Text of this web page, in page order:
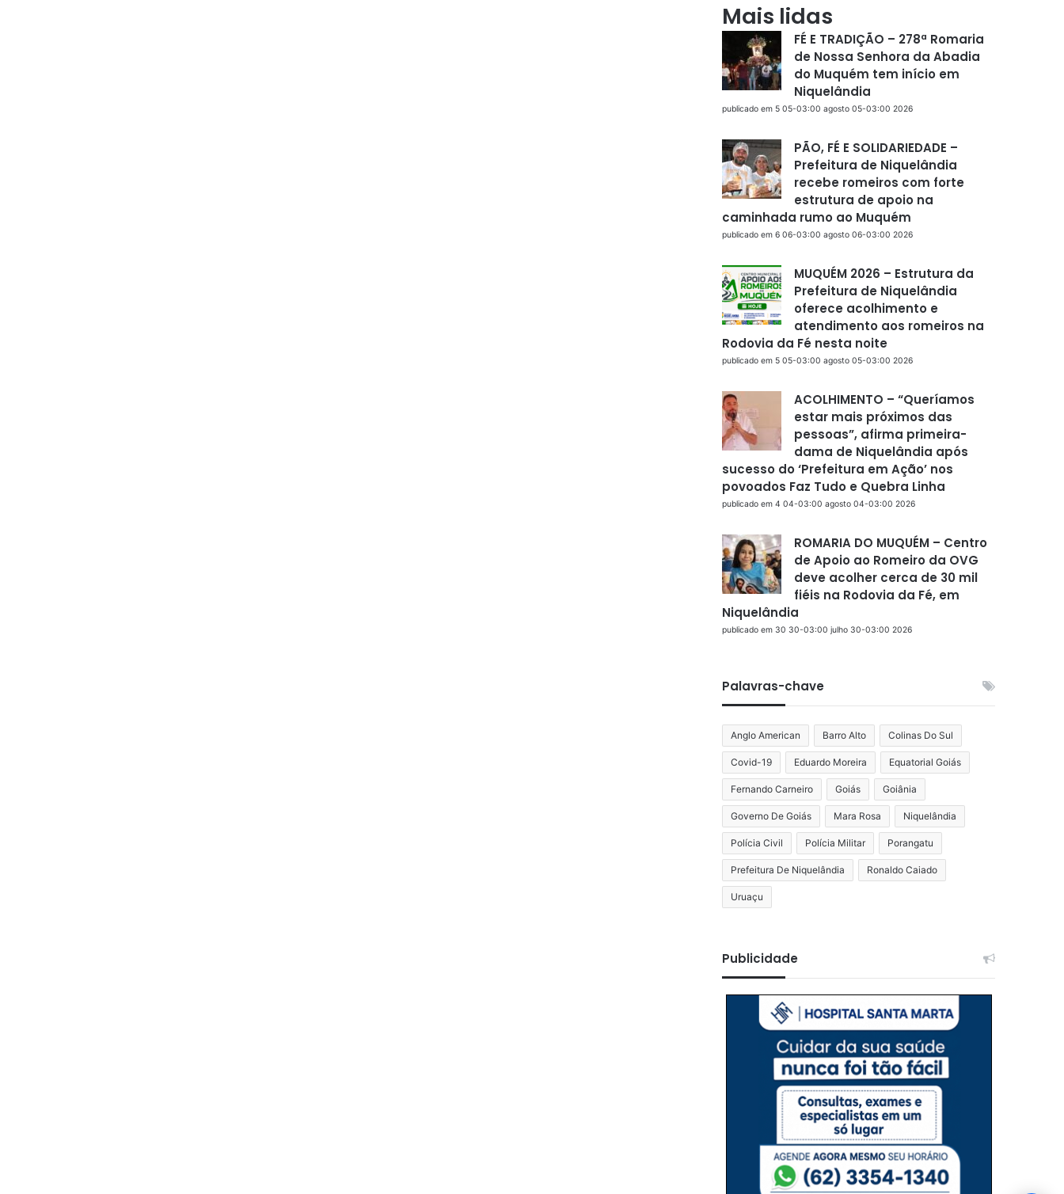
Mais lidas
FÉ E TRADIÇÃO – 278ª Romaria
de Nossa Senhora da Abadia
do Muquém tem início em
Niquelândia
publicado em 5 05-03:00 agosto 05-03:00 2026
PÃO, FÉ E SOLIDARIEDADE –
Prefeitura de Niquelândia
recebe romeiros com forte
estrutura de apoio na
caminhada rumo ao Muquém
publicado em 6 06-03:00 agosto 06-03:00 2026
MUQUÉM 2026 – Estrutura da
Prefeitura de Niquelândia
oferece acolhimento e
atendimento aos romeiros na
Rodovia da Fé nesta noite
publicado em 5 05-03:00 agosto 05-03:00 2026
ACOLHIMENTO – “Queríamos
estar mais próximos das
pessoas”, afirma primeira-
dama de Niquelândia após
sucesso do ‘Prefeitura em Ação’ nos
povoados Faz Tudo e Quebra Linha
publicado em 4 04-03:00 agosto 04-03:00 2026
ROMARIA DO MUQUÉM – Centro
de Apoio ao Romeiro da OVG
deve acolher cerca de 30 mil
fiéis na Rodovia da Fé, em
Niquelândia
publicado em 30 30-03:00 julho 30-03:00 2026
Palavras-chave
Anglo American Barro Alto Colinas Do Sul
Covid-19 Eduardo Moreira Equatorial Goiás
Fernando Carneiro Goiás Goiânia
Governo De Goiás Mara Rosa Niquelândia
Polícia Civil Polícia Militar Porangatu
Prefeitura De Niquelândia Ronaldo Caiado
Uruaçu
Publicidade